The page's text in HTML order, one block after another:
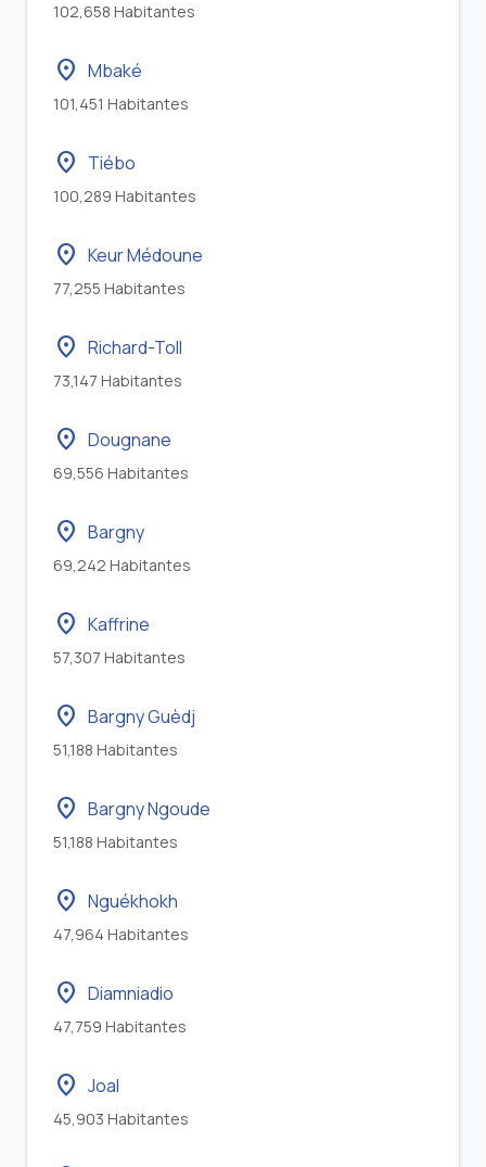
102,658 Habitantes
location_on Mbaké
101,451 Habitantes
location_on Tiébo
100,289 Habitantes
location_on Keur Médoune
77,255 Habitantes
location_on Richard-Toll
73,147 Habitantes
location_on Dougnane
69,556 Habitantes
location_on Bargny
69,242 Habitantes
location_on Kaffrine
57,307 Habitantes
location_on Bargny Guèdj
51,188 Habitantes
location_on Bargny Ngoude
51,188 Habitantes
location_on Nguékhokh
47,964 Habitantes
location_on Diamniadio
47,759 Habitantes
location_on Joal
45,903 Habitantes